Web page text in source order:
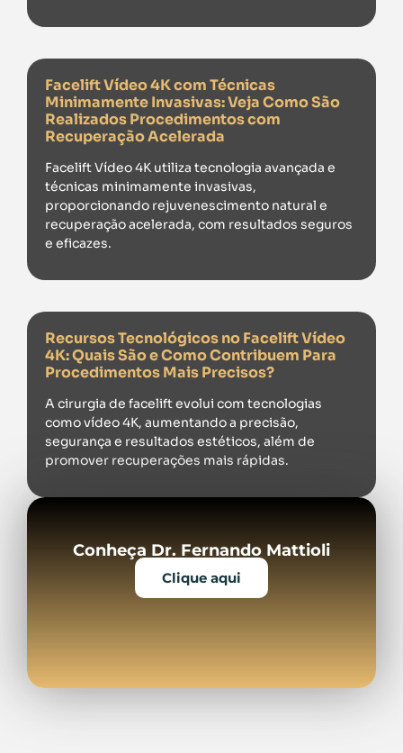
Facelift Vídeo 4K com Técnicas
Minimamente Invasivas: Veja Como São
Realizados Procedimentos com
Recuperação Acelerada
Facelift Vídeo 4K utiliza tecnologia avançada e
técnicas minimamente invasivas,
proporcionando rejuvenescimento natural e
recuperação acelerada, com resultados seguros
e eficazes.
Recursos Tecnológicos no Facelift Vídeo
4K: Quais São e Como Contribuem Para
Procedimentos Mais Precisos?
A cirurgia de facelift evolui com tecnologias
como vídeo 4K, aumentando a precisão,
segurança e resultados estéticos, além de
promover recuperações mais rápidas.
Conheça Dr. Fernando Mattioli
Clique aqui